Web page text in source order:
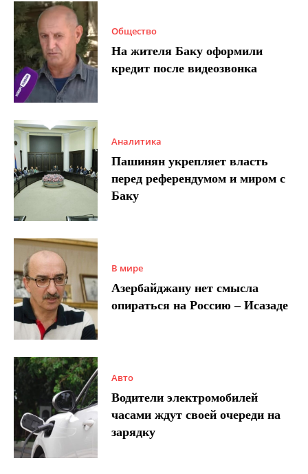
Общество
На жителя Баку оформили
кредит после видеозвонка
Аналитика
Пашинян укрепляет власть
перед референдумом и миром с
Баку
В мире
Азербайджану нет смысла
опираться на Россию – Исазаде
Авто
Водители электромобилей
часами ждут своей очереди на
зарядку